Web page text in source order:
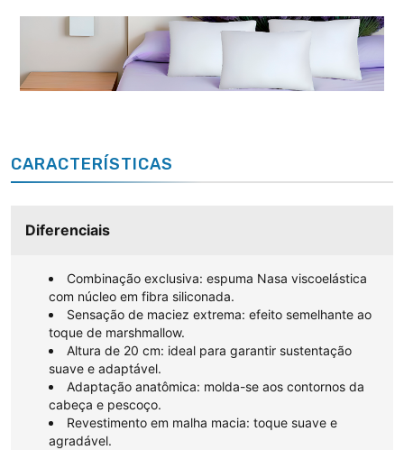
CARACTERÍSTICAS
Diferenciais
Combinação exclusiva: espuma Nasa viscoelástica
com núcleo em fibra siliconada.
Sensação de maciez extrema: efeito semelhante ao
toque de marshmallow.
Altura de 20 cm: ideal para garantir sustentação
suave e adaptável.
Adaptação anatômica: molda-se aos contornos da
cabeça e pescoço.
Revestimento em malha macia: toque suave e
agradável.